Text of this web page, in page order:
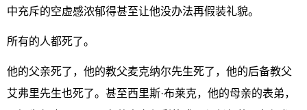
中充斥的空虚感浓郁得甚至让他没办法再假装礼貌。
所有的人都死了。
他的父亲死了，他的教父麦克纳尔先生死了，他的后备教父
艾弗里先生也死了。甚至西里斯·布莱克，他的母亲的表弟，